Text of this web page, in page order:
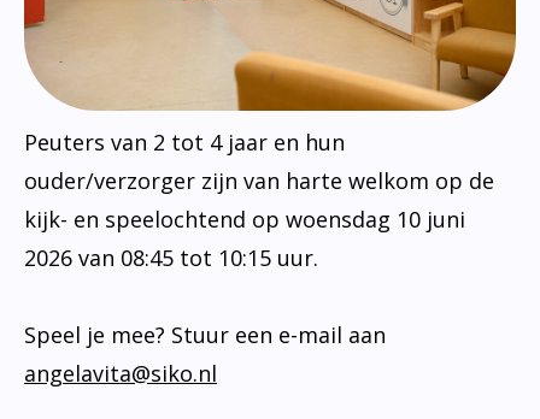
Peuters van 2 tot 4 jaar en hun
ouder/verzorger zijn van harte welkom op de
kijk- en speelochtend op woensdag 10 juni
2026 van 08:45 tot 10:15 uur.
Speel je mee? Stuur een e-mail aan
angelavita@siko.nl